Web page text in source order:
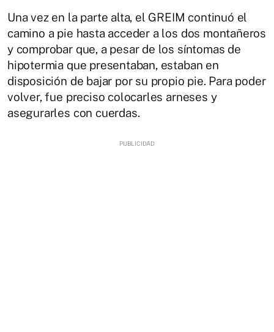
Una vez en la parte alta, el GREIM continuó el
camino a pie hasta acceder a los dos montañeros
y comprobar que, a pesar de los síntomas de
hipotermia que presentaban, estaban en
disposición de bajar por su propio pie. Para poder
volver, fue preciso colocarles arneses y
asegurarles con cuerdas.